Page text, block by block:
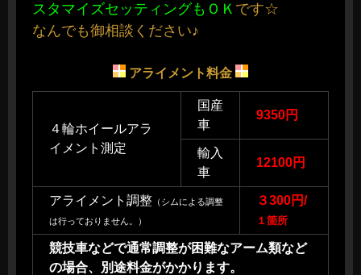
スタマイズセッティングもＯＫ です☆
なんでも御相談ください♪
アライメント料金
４輪ホイールアラ
イメント測定
国産
車
9350円
輸入
車
12100円
アライメント調整 （シムによる調整
は行っておりません。）
３300円/
１箇所
競技車などで通常調整が困難なアーム類など
の場合、別途料金がかかります。